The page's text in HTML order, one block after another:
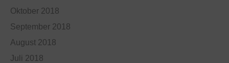
Oktober 2018
September 2018
August 2018
Juli 2018